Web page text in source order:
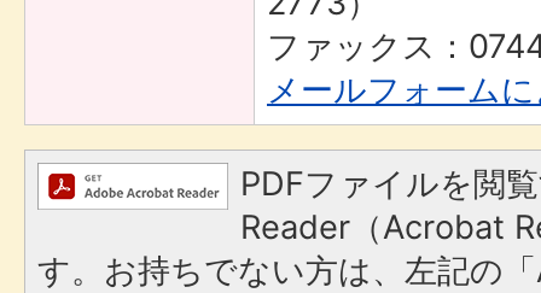
ファックス：
メールフォーム
PDFファイルを閲
Reader（Acrobat
す。お持ちでない方は、左記の